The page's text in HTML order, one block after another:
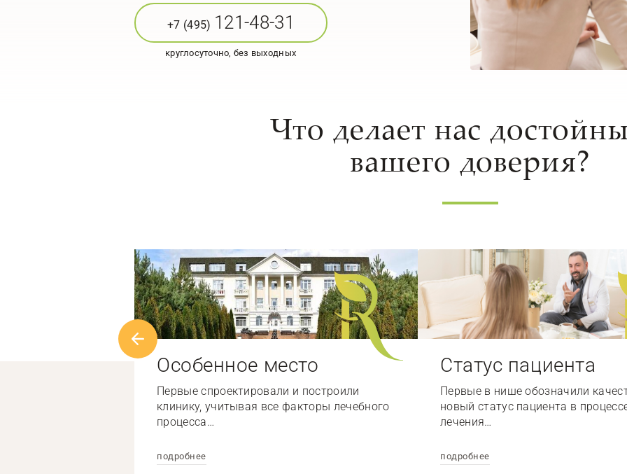
+7 (495) 121-48-31
круглосуточно, без выходных
Что делает нас
вашего доверия?
Особенное место
Первые спроектировали и построили
клинику, учитывая все факторы лечебного
процесса…
подробнее
Статус пациента
Первые в нише обозначили
новый статус пациента в
лечения…
подробнее